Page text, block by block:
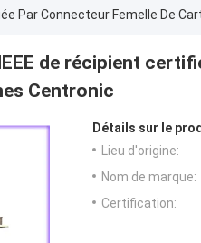
Par Connecteur Femelle De
de récipient
Centronic
Détails sur le
Lieu d'origine:
Nom de marque:
Certification: